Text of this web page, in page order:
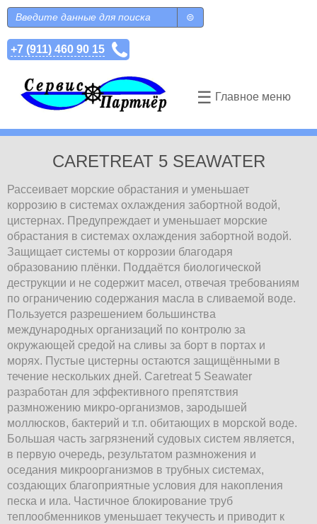
Перейти к основному содержанию
Форма поиска
Поиск
+7 (911) 460 90 15
☰ Главное меню
СARETREAT 5 SEAWATER
Рассеивает морские обрастания и уменьшает
коррозию в системах охлаждения забортной водой,
цистернах. Предупреждает и уменьшает морские
обрастания в системах охлаждения забортной водой.
Защищает системы от коррозии благодаря
образованию плёнки. Поддаётся биологической
деструкции и не содержит масел, отвечая требованиям
по ограничению содержания масла в сливаемой воде.
Пользуется разрешением большинства
международных организаций по контролю за
окружающей средой на сливы за борт в портах и
морях. Пустые цистерны остаются защищёнными в
течение нескольких дней. Сагеtreat 5 Seawater
разработан для эффективного препятствия
размножению микро-организмов, зародышей
моллюсков, бактерий и т.п. обитающих в морской воде.
Большая часть загрязнений судовых систем является,
в первую очередь, результатом размножения и
оседания микроорганизмов в трубных системах,
создающих благоприятные условия для накопления
песка и ила. Частичное блокирование труб
теплообменников уменьшает текучесть и приводит к